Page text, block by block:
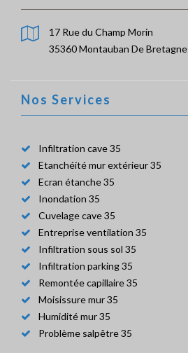
17 Rue du Champ Morin
35360 Montauban De Bretagne
Nos Services
Infiltration cave 35
Etanchéité mur extérieur 35
Ecran étanche 35
Inondation 35
Cuvelage cave 35
Entreprise ventilation 35
Infiltration sous sol 35
Infiltration parking 35
Remontée capillaire 35
Moisissure mur 35
Humidité mur 35
Problème salpêtre 35